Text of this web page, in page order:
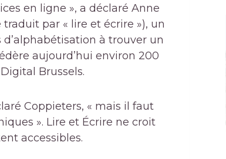
en ligne », a déclaré Anne
traduit par « lire et écrire »), un
à trouver un
aujourd’hui environ 200
Brussels.
Coppieters, « mais il faut
». Lire et Écrire ne croit
accessibles.